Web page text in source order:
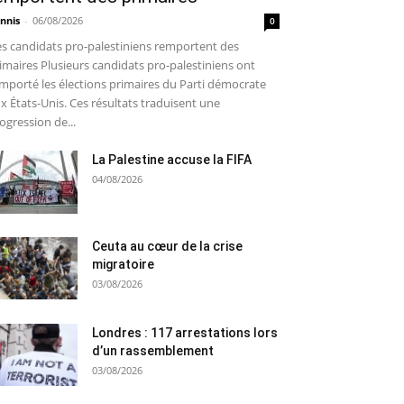
- 06/08/2026 0
candidats pro-palestiniens remportent des
Plusieurs candidats pro-palestiniens ont
les élections primaires du Parti démocrate
États-Unis. Ces résultats traduisent une
de...
La Palestine accuse la FIFA
04/08/2026
Ceuta au cœur de la crise
migratoire
03/08/2026
Londres : 117 arrestations lors
d’un rassemblement
03/08/2026